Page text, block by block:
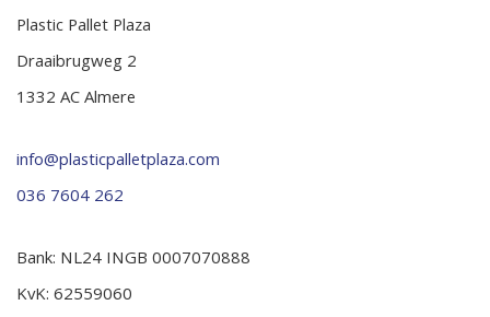
Plastic Pallet Plaza
Draaibrugweg 2
1332 AC Almere
info@plasticpalletplaza.com
036 7604 262
Bank: NL24 INGB 0007070888
KvK: 62559060